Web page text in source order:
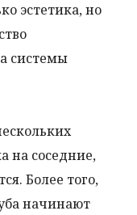
эстетика, но
системы
на соседние,
Более того,
начинают